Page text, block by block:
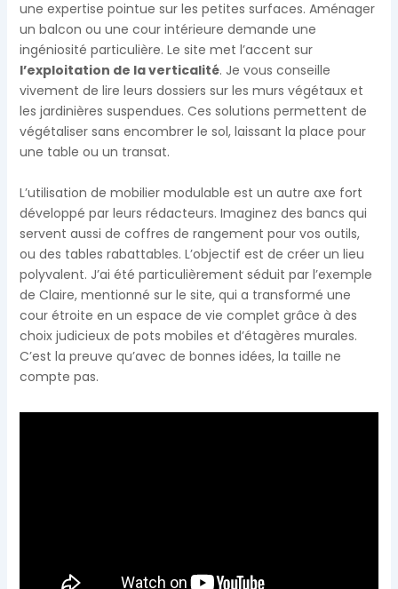
une expertise pointue sur les petites surfaces. Aménager
un balcon ou une cour intérieure demande une
ingéniosité particulière. Le site met l’accent sur
l’exploitation de la verticalité. Je vous conseille
vivement de lire leurs dossiers sur les murs végétaux et
les jardinières suspendues. Ces solutions permettent de
végétaliser sans encombrer le sol, laissant la place pour
une table ou un transat.
L’utilisation de mobilier modulable est un autre axe fort
développé par leurs rédacteurs. Imaginez des bancs qui
servent aussi de coffres de rangement pour vos outils,
ou des tables rabattables. L’objectif est de créer un lieu
polyvalent. J’ai été particulièrement séduit par l’exemple
de Claire, mentionné sur le site, qui a transformé une
cour étroite en un espace de vie complet grâce à des
choix judicieux de pots mobiles et d’étagères murales.
C’est la preuve qu’avec de bonnes idées, la taille ne
compte pas.